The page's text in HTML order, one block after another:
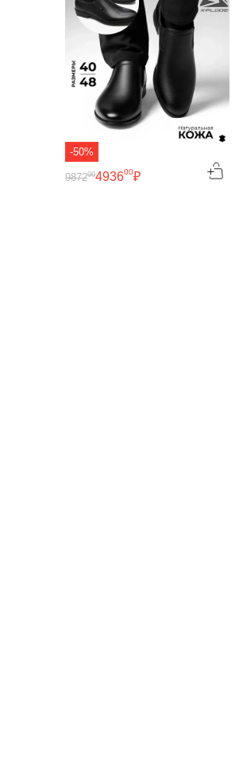
-50%
493600₽
987200